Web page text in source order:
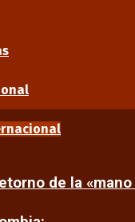
de la «mano